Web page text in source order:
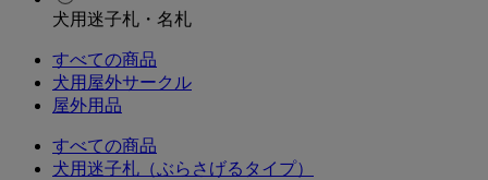
犬用迷子札・名札
すべての商品
犬用屋外サークル
屋外用品
すべての商品
犬用迷子札（ぶらさげるタイプ）